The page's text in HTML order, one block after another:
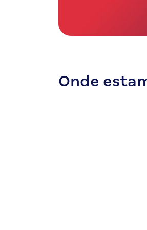
Onde